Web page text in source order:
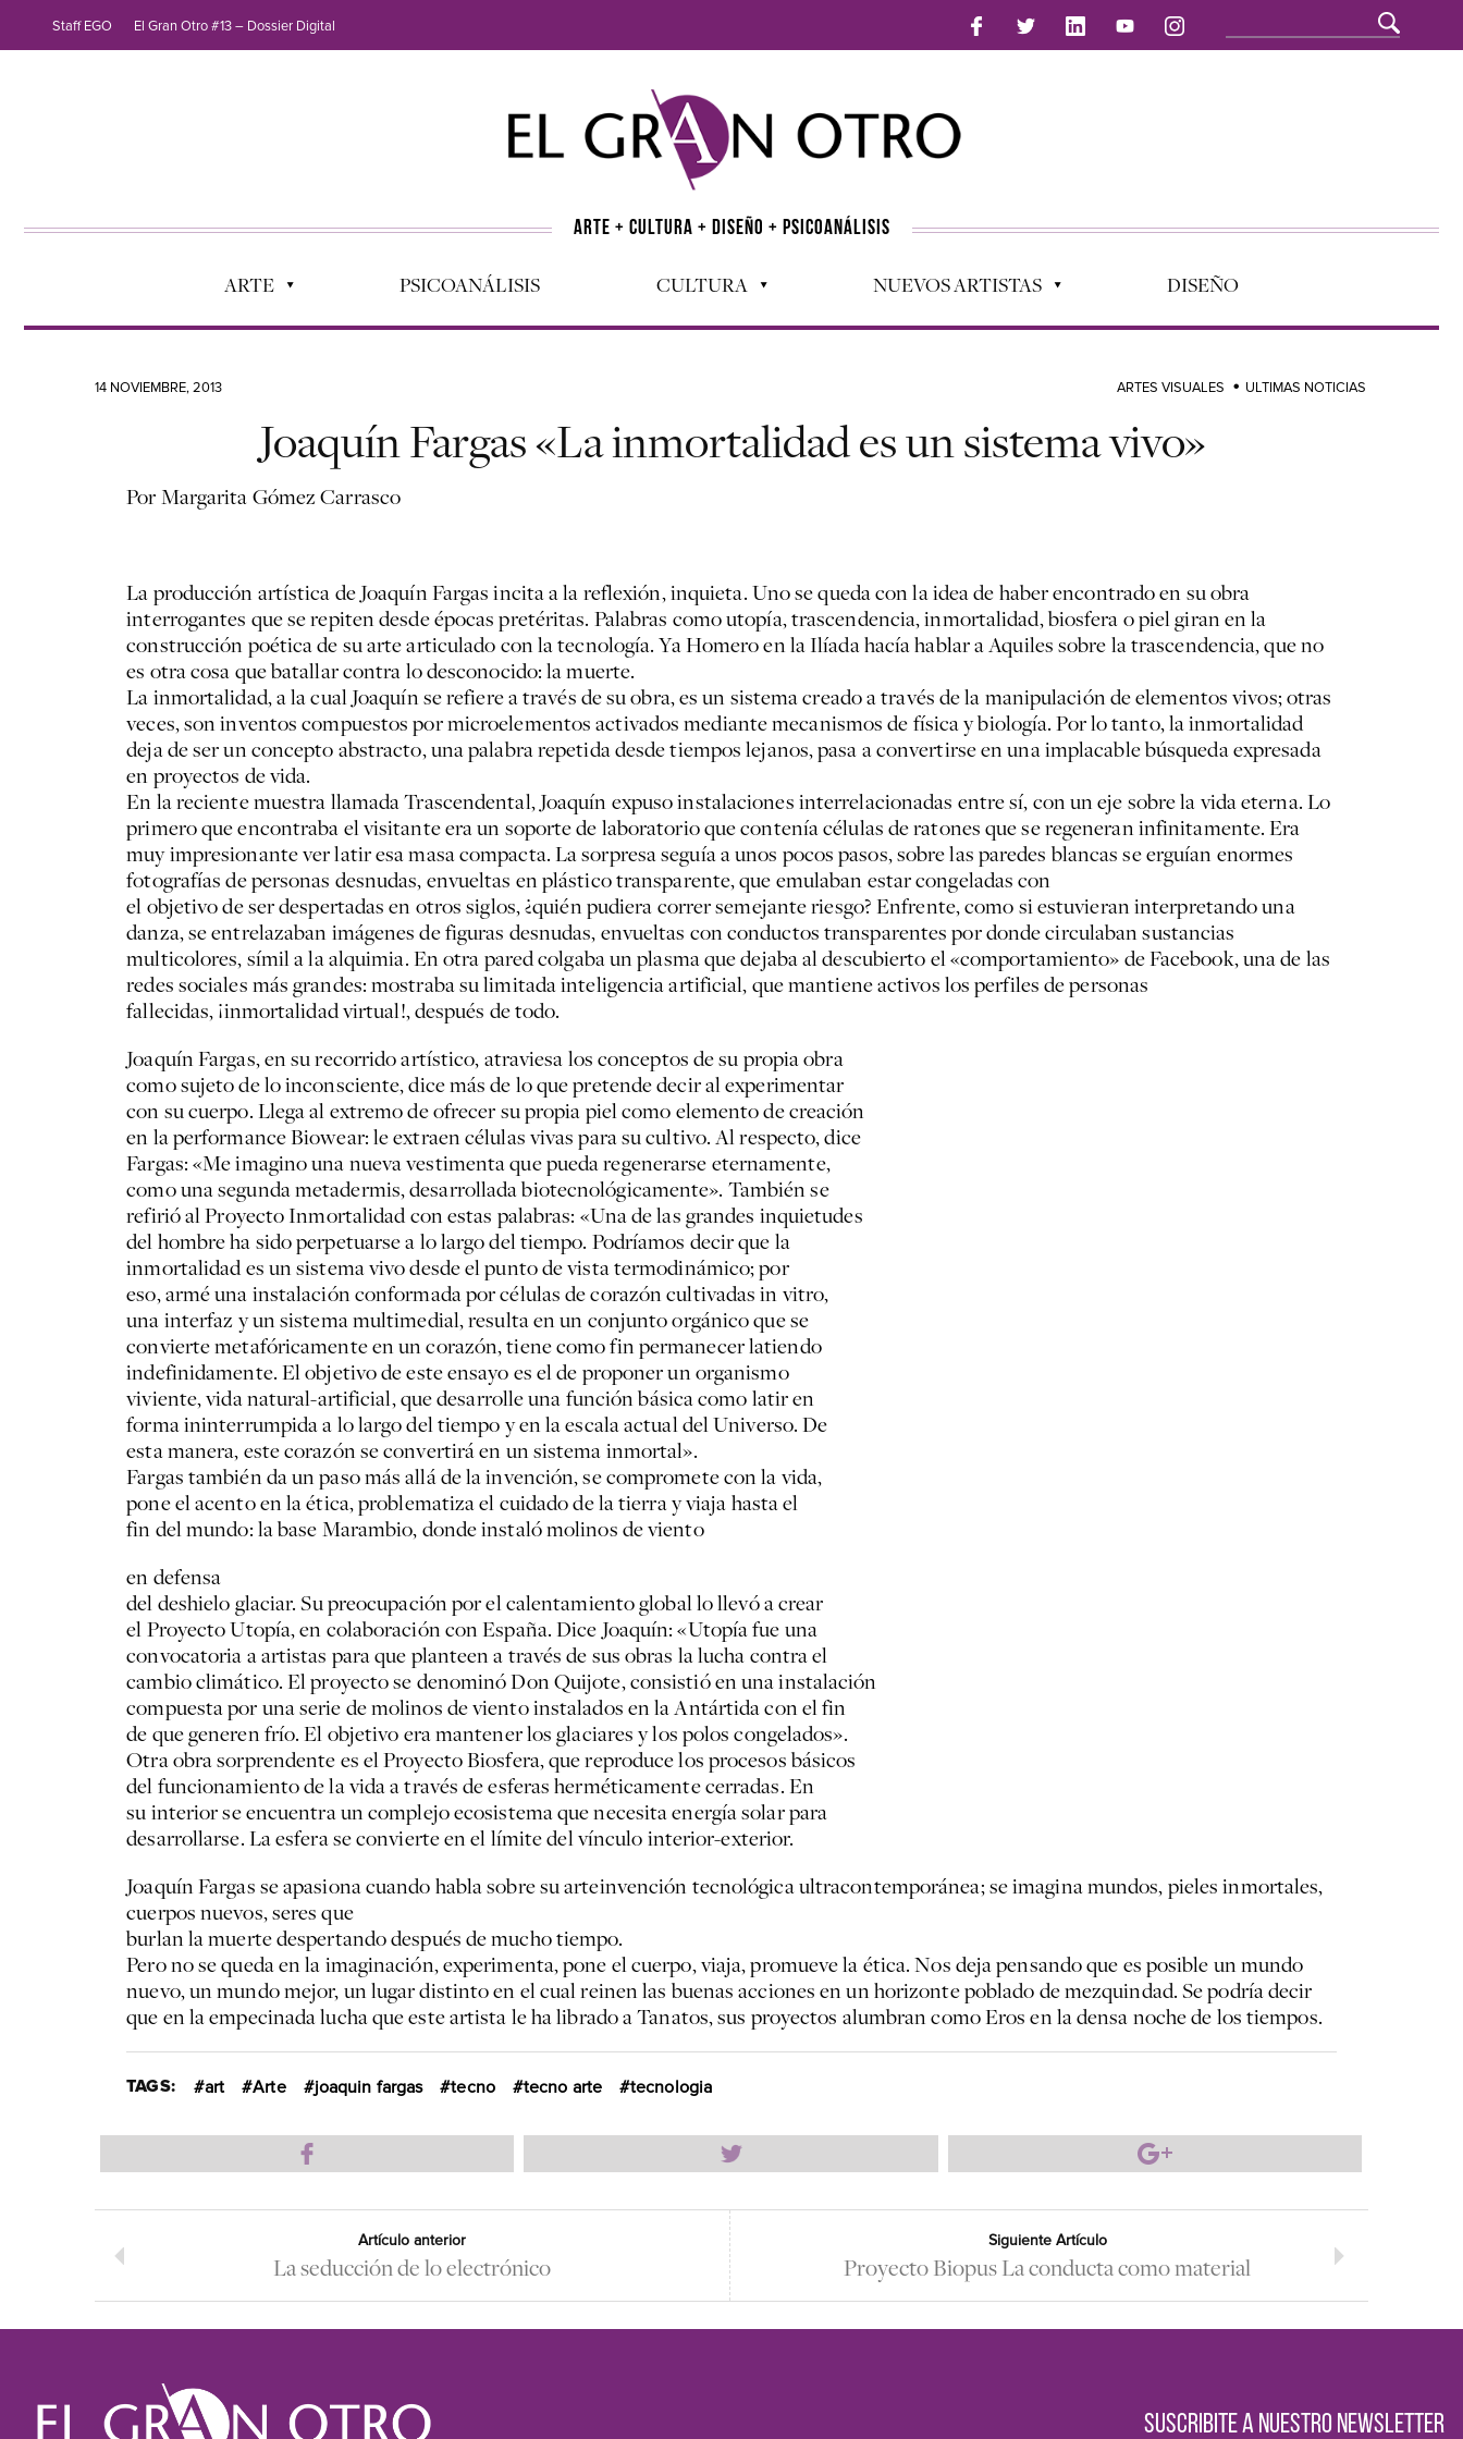
Staff EGO El Gran Otro #13 – Dossier Digital
ARTE + CULTURA + DISEÑO + PSICOANÁLISIS
ARTE PSICOANÁLISIS CULTURA NUEVOS ARTISTAS DISEÑO
14 NOVIEMBRE, 2013 ARTES VISUALES ULTIMAS NOTICIAS
Joaquín Fargas «La inmortalidad es un sistema vivo»
Por Margarita Gómez Carrasco
La producción artística de Joaquín Fargas incita a la reflexión, inquieta. Uno se queda con la idea de haber encontrado en su obra
interrogantes que se repiten desde épocas pretéritas. Palabras como utopía, trascendencia, inmortalidad, biosfera o piel giran en la
construcción poética de su arte articulado con la tecnología. Ya Homero en la Ilíada hacía hablar a Aquiles sobre la trascendencia, que no
es otra cosa que batallar contra lo desconocido: la muerte.
La inmortalidad, a la cual Joaquín se refiere a través de su obra, es un sistema creado a través de la manipulación de elementos vivos; otras
veces, son inventos compuestos por microelementos activados mediante mecanismos de física y biología. Por lo tanto, la inmortalidad
deja de ser un concepto abstracto, una palabra repetida desde tiempos lejanos, pasa a convertirse en una implacable búsqueda expresada
en proyectos de vida.
En la reciente muestra llamada Trascendental, Joaquín expuso instalaciones interrelacionadas entre sí, con un eje sobre la vida eterna. Lo
primero que encontraba el visitante era un soporte de laboratorio que contenía células de ratones que se regeneran infinitamente. Era
muy impresionante ver latir esa masa compacta. La sorpresa seguía a unos pocos pasos, sobre las paredes blancas se erguían enormes
fotografías de personas desnudas, envueltas en plástico transparente, que emulaban estar congeladas con
el objetivo de ser despertadas en otros siglos, ¿quién pudiera correr semejante riesgo? Enfrente, como si estuvieran interpretando una
danza, se entrelazaban imágenes de figuras desnudas, envueltas con conductos transparentes por donde circulaban sustancias
multicolores, símil a la alquimia. En otra pared colgaba un plasma que dejaba al descubierto el «comportamiento» de Facebook, una de las
redes sociales más grandes: mostraba su limitada inteligencia artificial, que mantiene activos los perfiles de personas
fallecidas, ¡inmortalidad virtual!, después de todo.
Joaquín Fargas, en su recorrido artístico, atraviesa los conceptos de su propia obra
como sujeto de lo inconsciente, dice más de lo que pretende decir al experimentar
con su cuerpo. Llega al extremo de ofrecer su propia piel como elemento de creación
en la performance Biowear: le extraen células vivas para su cultivo. Al respecto, dice
Fargas: «Me imagino una nueva vestimenta que pueda regenerarse eternamente,
como una segunda metadermis, desarrollada biotecnológicamente». También se
refirió al Proyecto Inmortalidad con estas palabras: «Una de las grandes inquietudes
del hombre ha sido perpetuarse a lo largo del tiempo. Podríamos decir que la
inmortalidad es un sistema vivo desde el punto de vista termodinámico; por
eso, armé una instalación conformada por células de corazón cultivadas in vitro,
una interfaz y un sistema multimedial, resulta en un conjunto orgánico que se
convierte metafóricamente en un corazón, tiene como fin permanecer latiendo
indefinidamente. El objetivo de este ensayo es el de proponer un organismo
viviente, vida natural-artificial, que desarrolle una función básica como latir en
forma ininterrumpida a lo largo del tiempo y en la escala actual del Universo. De
esta manera, este corazón se convertirá en un sistema inmortal».
Fargas también da un paso más allá de la invención, se compromete con la vida,
pone el acento en la ética, problematiza el cuidado de la tierra y viaja hasta el
fin del mundo: la base Marambio, donde instaló molinos de viento
en defensa
del deshielo glaciar. Su preocupación por el calentamiento global lo llevó a crear
el Proyecto Utopía, en colaboración con España. Dice Joaquín: «Utopía fue una
convocatoria a artistas para que planteen a través de sus obras la lucha contra el
cambio climático. El proyecto se denominó Don Quijote, consistió en una instalación
compuesta por una serie de molinos de viento instalados en la Antártida con el fin
de que generen frío. El objetivo era mantener los glaciares y los polos congelados».
Otra obra sorprendente es el Proyecto Biosfera, que reproduce los procesos básicos
del funcionamiento de la vida a través de esferas herméticamente cerradas. En
su interior se encuentra un complejo ecosistema que necesita energía solar para
desarrollarse. La esfera se convierte en el límite del vínculo interior-exterior.
Joaquín Fargas se apasiona cuando habla sobre su arteinvención tecnológica ultracontemporánea; se imagina mundos, pieles inmortales,
cuerpos nuevos, seres que
burlan la muerte despertando después de mucho tiempo.
Pero no se queda en la imaginación, experimenta, pone el cuerpo, viaja, promueve la ética. Nos deja pensando que es posible un mundo
nuevo, un mundo mejor, un lugar distinto en el cual reinen las buenas acciones en un horizonte poblado de mezquindad. Se podría decir
que en la empecinada lucha que este artista le ha librado a Tanatos, sus proyectos alumbran como Eros en la densa noche de los tiempos.
TAGS: art Arte joaquin fargas tecno tecno arte tecnologia
Artículo anterior
La seducción de lo electrónico
Siguiente Artículo
Proyecto Biopus La conducta como material
SUSCRIBITE A NUESTRO NEWSLETTER